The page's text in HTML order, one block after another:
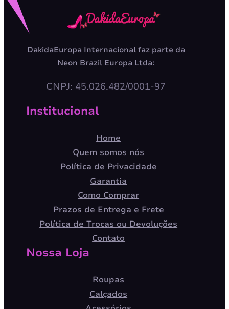
DakidaEuropa Internacional faz parte da
Neon Brazil Europa Ltda:
CNPJ: 45.026.482/0001-97
Institucional
Home
Quem somos nós
Política de Privacidade
Garantia
Como Comprar
Prazos de Entrega e Frete
Política de Trocas ou Devoluções
Contato
Nossa Loja
Roupas
Calçados